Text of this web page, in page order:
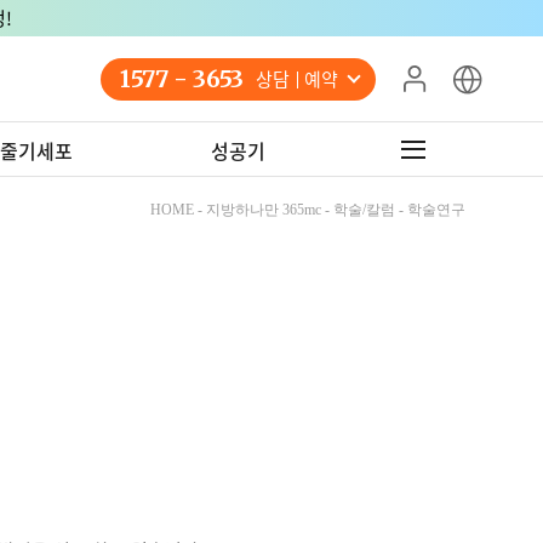
!
1577 - 3653 상담 예약
기세포 성공기
HOME - 지방하나만 365mc - 학술/칼럼 - 학술연구